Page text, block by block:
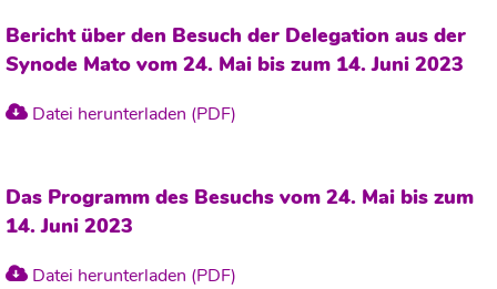
Bericht über den Besuch der Delegation aus der
Synode Mato vom 24. Mai bis zum 14. Juni 2023
Datei herunterladen (PDF)
Das Programm des Besuchs vom 24. Mai bis zum
14. Juni 2023
Datei herunterladen (PDF)